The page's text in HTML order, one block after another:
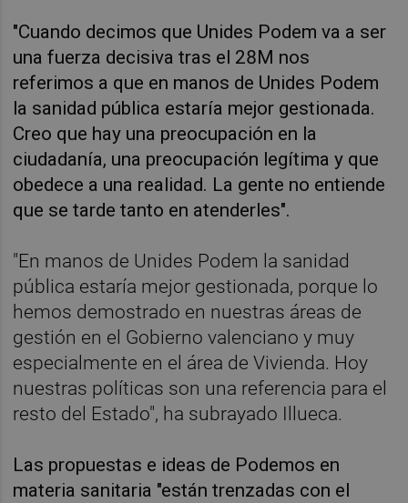
"Cuando decimos que Unides Podem va a ser
una fuerza decisiva tras el 28M nos
referimos a que en manos de Unides Podem
la sanidad pública estaría mejor gestionada.
Creo que hay una preocupación en la
ciudadanía, una preocupación legítima y que
obedece a una realidad. La gente no entiende
que se tarde tanto en atenderles".
"En manos de Unides Podem la sanidad
pública estaría mejor gestionada, porque lo
hemos demostrado en nuestras áreas de
gestión en el Gobierno valenciano y muy
especialmente en el área de Vivienda. Hoy
nuestras políticas son una referencia para el
resto del Estado", ha subrayado Illueca.
Las propuestas e ideas de Podemos en
materia sanitaria "están trenzadas con el